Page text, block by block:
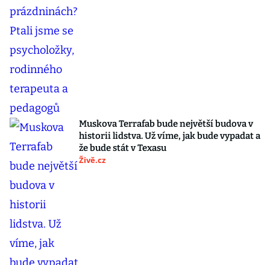
Muskova Terrafab bude největší budova v
historii lidstva. Už víme, jak bude vypadat a
že bude stát v Texasu
Živě.cz